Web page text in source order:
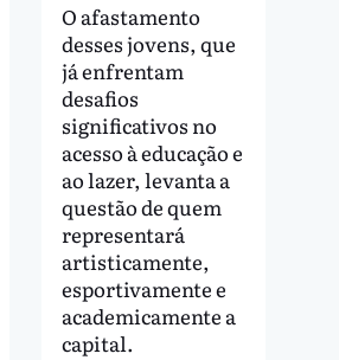
O afastamento
desses jovens, que
já enfrentam
desafios
significativos no
acesso à educação e
ao lazer, levanta a
questão de quem
representará
artisticamente,
esportivamente e
academicamente a
capital.